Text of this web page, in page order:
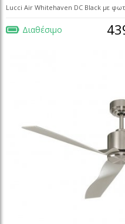
Lucci Air Whitehaven DC Black με
Διαθέσιμο